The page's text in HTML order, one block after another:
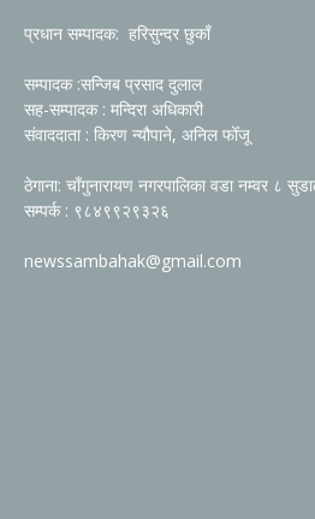
प्रधान सम्पादक: हरिसुन्दर छुकाँ
सम्पादक :सन्जिब प्रसाद दुलाल
सह-सम्पादक : मन्दिरा अधिकारी
संवाददाता : किरण न्यौपाने, अनिल फोँजू
ठेगाना: चाँगुनारायण नगरपालिका वडा नम्वर ८
सम्पर्क : ९८४९९२९३२६
newssambahak@gmail.com